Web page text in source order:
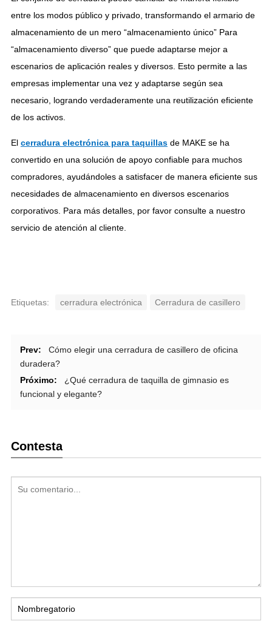
entre los modos público y privado, transformando el armario de
almacenamiento de un mero “almacenamiento único” Para
“almacenamiento diverso” que puede adaptarse mejor a
escenarios de aplicación reales y diversos. Esto permite a las
empresas implementar una vez y adaptarse según sea
necesario, logrando verdaderamente una reutilización eficiente
de los activos.
El cerradura electrónica para taquillasde MAKE se ha
convertido en una solución de apoyo confiable para muchos
compradores, ayudándoles a satisfacer de manera eficiente sus
necesidades de almacenamiento en diversos escenarios
corporativos. Para más detalles, por favor consulte a nuestro
servicio de atención al cliente.
Etiquetas: cerradura electrónica Cerradura de casillero
Prev:
Cómo elegir una cerradura de casillero de oficina
duradera?
Próximo:
¿Qué cerradura de taquilla de gimnasio es
funcional y elegante?
Contesta